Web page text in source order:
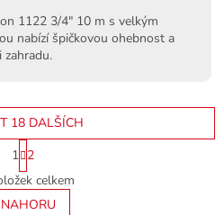
1122 3/4" 10 m s velkým
nabízí špičkovou ohebnost a
O
v
l
18 DALŠÍCH
S
t
r
á
n
1 2
celkem
NAHORU